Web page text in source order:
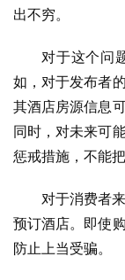
出不穷。
对于这个问
如，对于发布者
其酒店房源信息
同时，对未来可
惩戒措施，不能
对于消费者
预订酒店。即使
防止上当受骗。